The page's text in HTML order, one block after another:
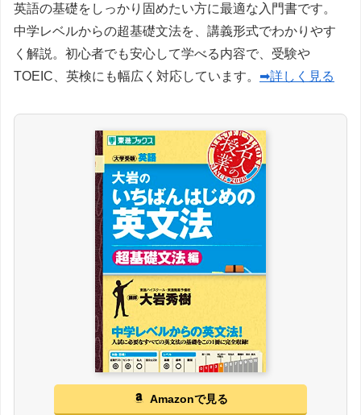
英語の基礎をしっかり固めたい方に最適な入門書です。
中学レベルからの超基礎文法を、講義形式でわかりやす
く解説。初心者でも安心して学べる内容で、受験や
TOEIC、英検にも幅広く対応しています。 ➡詳しく見る
Amazonで見る